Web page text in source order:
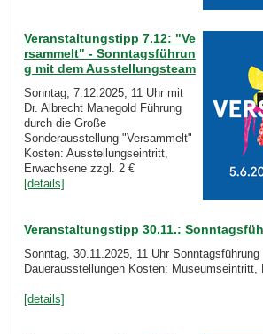
Veranstaltungstipp 7.12: "Ve
rsammelt" - Sonntagsführun
g mit dem Ausstellungsteam
Sonntag, 7.12.2025, 11 Uhr mit
Dr. Albrecht Manegold Führung
durch die Große
Sonderausstellung "Versammelt"
Kosten: Ausstellungseintritt,
Erwachsene zzgl. 2 €
[details]
Veranstaltungstipp 30.11.:
Sonntag, 30.11.2025, 11 Uhr Sonntagsführung
Dauerausstellungen Kosten:
[details]